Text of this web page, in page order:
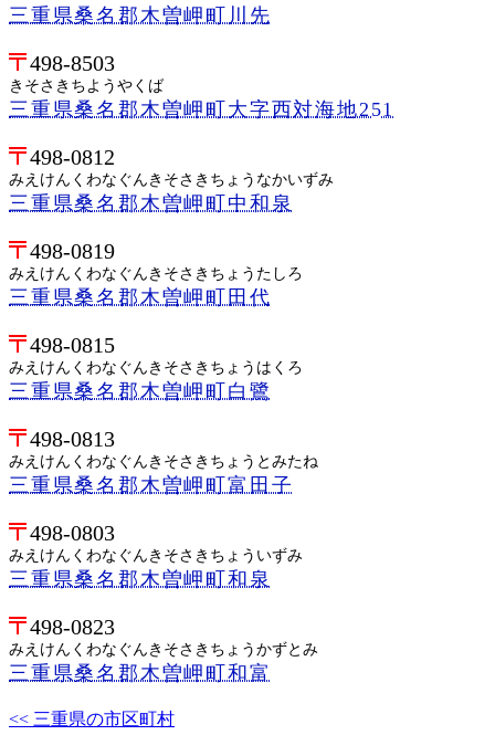
三重県桑名郡木曽岬町川先
498-8503
きそさきちようやくば
三重県桑名郡木曽岬町大字西対海地251
498-0812
みえけんくわなぐんきそさきちょうなかいずみ
三重県桑名郡木曽岬町中和泉
498-0819
みえけんくわなぐんきそさきちょうたしろ
三重県桑名郡木曽岬町田代
498-0815
みえけんくわなぐんきそさきちょうはくろ
三重県桑名郡木曽岬町白鷺
498-0813
みえけんくわなぐんきそさきちょうとみたね
三重県桑名郡木曽岬町富田子
498-0803
みえけんくわなぐんきそさきちょういずみ
三重県桑名郡木曽岬町和泉
498-0823
みえけんくわなぐんきそさきちょうかずとみ
三重県桑名郡木曽岬町和富
<< 三重県の市区町村